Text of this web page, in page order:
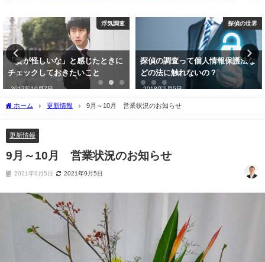
探偵の世界
探偵の調査って個人情報保護法な
どの法に触れないの？
2018年5月5日
その他
札幌探偵事務所について～報告書
と料金体系
2016年9月17日
ホーム 更新情報 9月～10月 営業状況のお知らせ
更新情報
9月～10月 営業状況のお知らせ
2021年9月5日 2021年9月5日